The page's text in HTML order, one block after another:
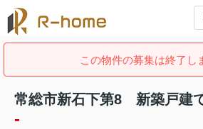
この物件の募集は終了し
常総市新石下第8 新築戸建
-